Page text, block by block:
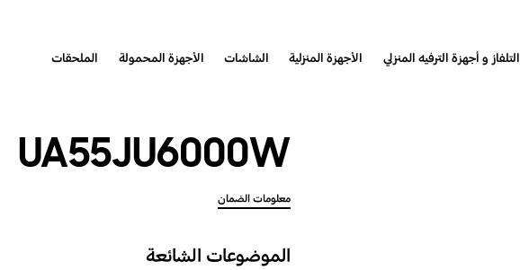
التلفاز و أجهزة الترفيه المنزلي الأجهزة المنزلية الشاشات الأجهزة المحمولة الملحقات
UA55JU6000W
معلومات الضمان
الموضوعات الشائعة